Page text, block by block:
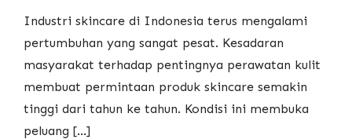
Industri skincare di Indonesia terus mengalami
pertumbuhan yang sangat pesat. Kesadaran
masyarakat terhadap pentingnya perawatan kulit
membuat permintaan produk skincare semakin
tinggi dari tahun ke tahun. Kondisi ini membuka
peluang […]